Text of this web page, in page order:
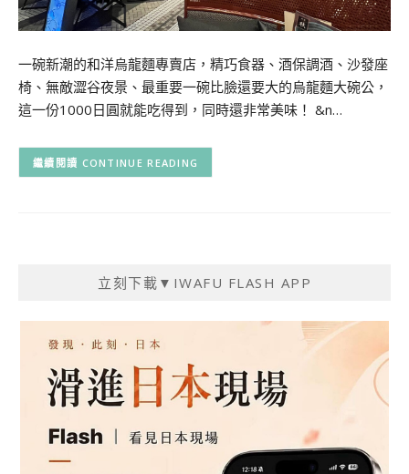
一碗新潮的和洋烏龍麵專賣店，精巧食器、酒保調酒、沙發座
椅、無敵澀谷夜景、最重要一碗比臉還要大的烏龍麵大碗公，
這一份1000日圓就能吃得到，同時還非常美味！ &n…
CONTINUE READING
立刻下載▼IWAFU FLASH APP